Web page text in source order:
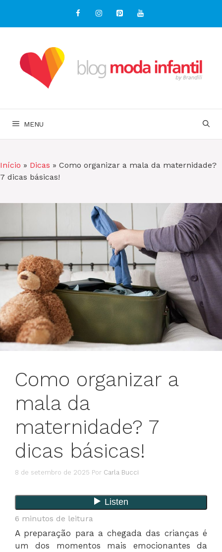
o
MENU
Início » Dicas » Como organizar a mala da maternidade?
7 dicas básicas!
Como organizar a
mala da
maternidade? 7
dicas básicas!
8 de setembro de 2025 Por Carla Bucci
6 minutos de leitura
A preparação para a chegada das crianças é
um dos momentos mais emocionantes da